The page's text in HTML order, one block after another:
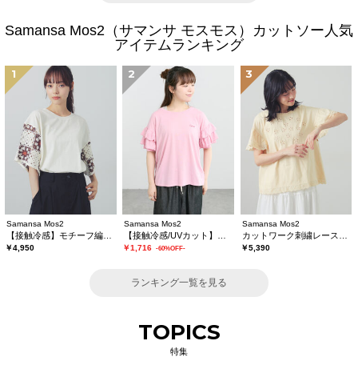
Samansa Mos2（サマンサ モスモス）カットソー人気
アイテムランキング
1
Samansa Mos2
￥4,950
2
Samansa Mos2
￥1,716 -60%OFF-
3
Samansa Mos2
￥5,390
ランキング一覧を見る
TOPICS
特集